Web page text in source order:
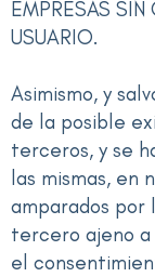
EMPRESAS
USUARIO.
Asimismo, y
de la posible
terceros, y se
las mismas, en
amparados por
tercero ajeno a
el